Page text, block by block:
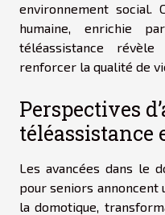
environnement social.
humaine, enrichie
téléassistance
renforcer la qualité de
Perspectives
téléassistance
Les avancées dans le
pour seniors annoncent
la domotique,